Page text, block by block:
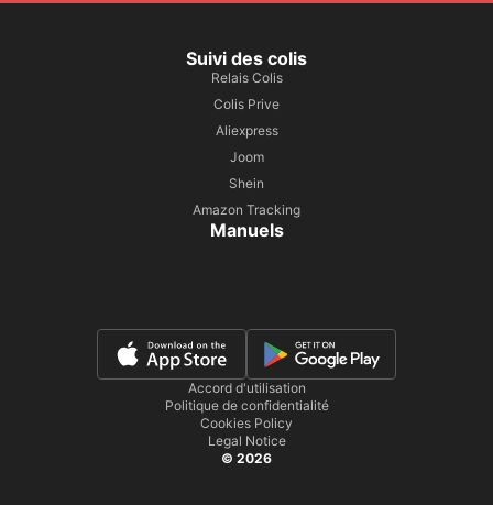
Suivi des colis
Relais Colis
Colis Prive
Aliexpress
Joom
Shein
Amazon Tracking
Manuels
Accord d'utilisation
Politique de confidentialité
Cookies Policy
Legal Notice
© 2026